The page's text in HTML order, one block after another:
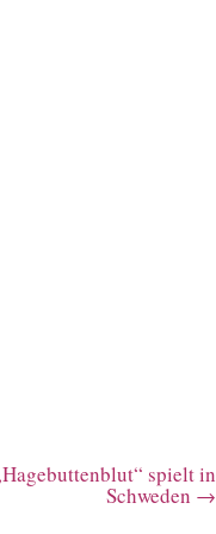
spielt in
Schweden →